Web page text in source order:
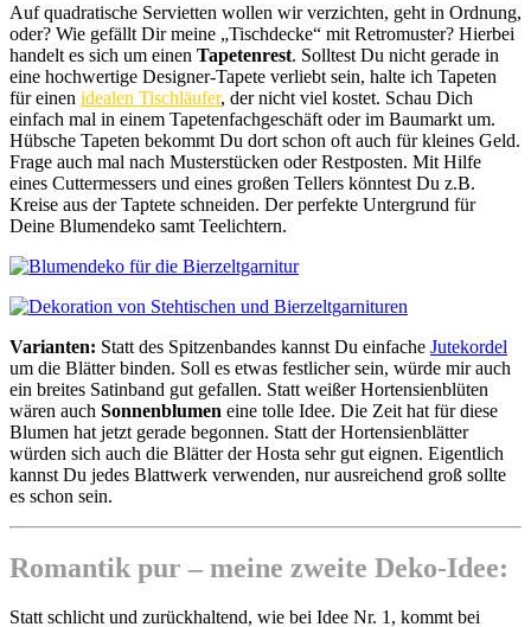
Auf quadratische Servietten wollen wir verzichten, geht in Ordnung,
oder? Wie gefällt Dir meine „Tischdecke“ mit Retromuster? Hierbei
handelt es sich um einen Tapetenrest. Solltest Du nicht gerade in
eine hochwertige Designer-Tapete verliebt sein, halte ich Tapeten
für einen idealen Tischläufer, der nicht viel kostet. Schau Dich
einfach mal in einem Tapetenfachgeschäft oder im Baumarkt um.
Hübsche Tapeten bekommt Du dort schon oft auch für kleines Geld.
Frage auch mal nach Musterstücken oder Restposten. Mit Hilfe
eines Cuttermessers und eines großen Tellers könntest Du z.B.
Kreise aus der Taptete schneiden. Der perfekte Untergrund für
Deine Blumendeko samt Teelichtern.
Varianten: Statt des Spitzenbandes kannst Du einfache Jutekordel
um die Blätter binden. Soll es etwas festlicher sein, würde mir auch
ein breites Satinband gut gefallen. Statt weißer Hortensienblüten
wären auch Sonnenblumen eine tolle Idee. Die Zeit hat für diese
Blumen hat jetzt gerade begonnen. Statt der Hortensienblätter
würden sich auch die Blätter der Hosta sehr gut eignen. Eigentlich
kannst Du jedes Blattwerk verwenden, nur ausreichend groß sollte
es schon sein.
Romantik pur – meine zweite Deko-Idee:
Statt schlicht und zurückhaltend, wie bei Idee Nr. 1, kommt bei